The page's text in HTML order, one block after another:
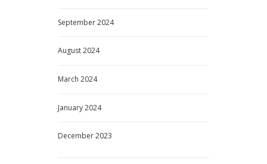
September2024
August2024
March 2024
January2024
December2023